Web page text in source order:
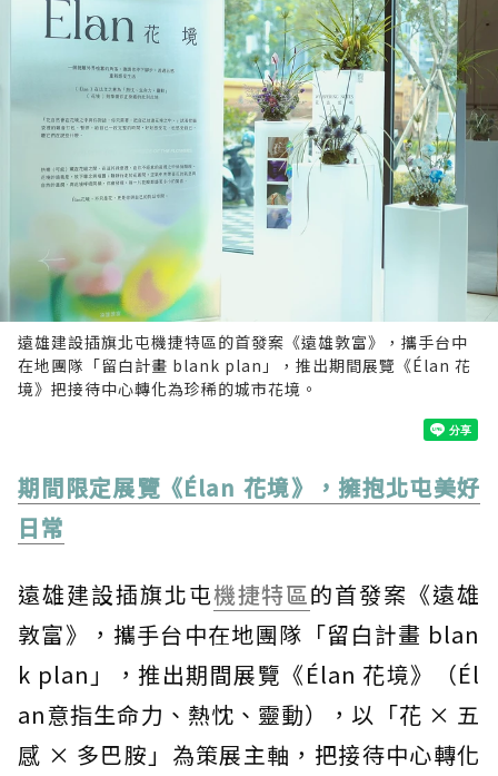
遠雄建設插旗北屯機捷特區的首發案《遠雄敦富》，攜手台中
在地團隊「留白計畫 blank plan」，推出期間展覽《Élan 花
境》把接待中心轉化為珍稀的城市花境。
期間限定展覽《Élan 花境》，擁抱北屯美好
日常
遠雄建設插旗北屯機捷特區的首發案《遠雄
敦富》，攜手台中在地團隊「留白計畫 blan
k plan」，推出期間展覽《Élan 花境》（Él
an意指生命力、熱忱、靈動），以「花 × 五
感 × 多巴胺」為策展主軸，把接待中心轉化